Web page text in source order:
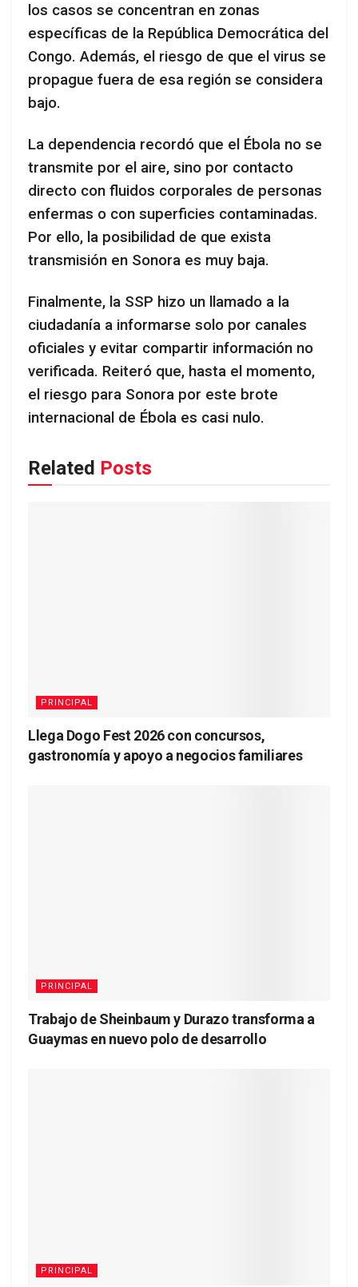
los casos se concentran en zonas
específicas de la República Democrática del
Congo. Además, el riesgo de que el virus se
propague fuera de esa región se considera
bajo.
La dependencia recordó que el Ébola no se
transmite por el aire, sino por contacto
directo con fluidos corporales de personas
enfermas o con superficies contaminadas.
Por ello, la posibilidad de que exista
transmisión en Sonora es muy baja.
Finalmente, la SSP hizo un llamado a la
ciudadanía a informarse solo por canales
oficiales y evitar compartir información no
verificada. Reiteró que, hasta el momento,
el riesgo para Sonora por este brote
internacional de Ébola es casi nulo.
Related Posts
PRINCIPAL
Llega Dogo Fest 2026 con concursos,
gastronomía y apoyo a negocios familiares
PRINCIPAL
Trabajo de Sheinbaum y Durazo transforma a
Guaymas en nuevo polo de desarrollo
PRINCIPAL